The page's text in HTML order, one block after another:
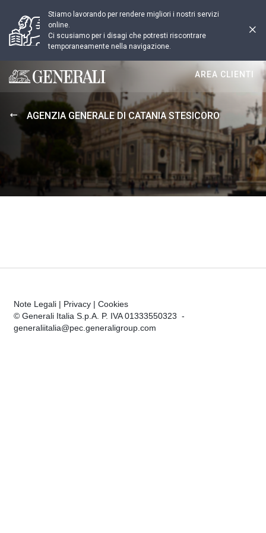
Stiamo lavorando per rendere migliori i nostri servizi
online.
Ci scusiamo per i disagi che potresti riscontrare
temporaneamente nella navigazione.
Generali logo
AREA CLIENTI
AGENZIA GENERALE DI CATANIA STESICORO
Note Legali | Privacy | Cookies
© Generali Italia S.p.A. P. IVA 01333550323 -
generaliitalia@pec.generaligroup.com